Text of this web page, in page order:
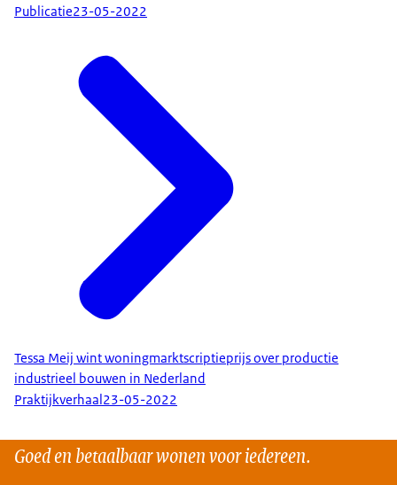
Publicatie23-05-2022
Tessa Meij wint woningmarktscriptieprijs over productie
industrieel bouwen in Nederland
Praktijkverhaal23-05-2022
Goed en betaalbaar wonen voor iedereen.